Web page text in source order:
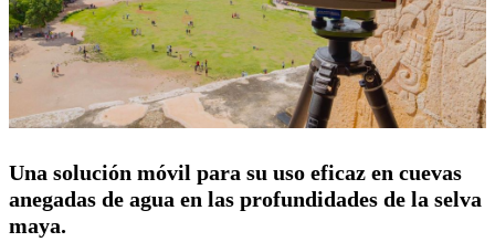
Una solución móvil para su uso eficaz en cuevas
anegadas de agua en las profundidades de la selva
maya.